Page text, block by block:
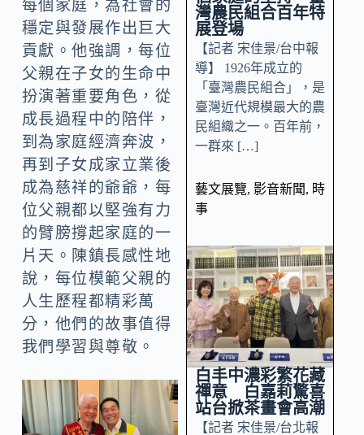
每個家庭，為社會的
穩定與發展作出巨大
貢獻。他強調，每位
父親在子女的生命中
扮演著重要角色，從
成長過程中的陪伴，
到為家庭經濟奔波，
再到子女成家立業後
成為慈祥的爺爺，每
位父親都以堅強有力
的臂膀撐起家庭的一
片天。陳鎮長感性地
說，每位模範父親的
人生歷程都精彩萬
分，他們的故事值得
我們學習與尊敬。
灣農民組合百年特
展登場
【記者 宋佳景/台中報
導】 1926年成立的
「臺灣農民組合」，是
臺灣近代規模最大的農
民組織之一。百年前，
一群來 […]
藝文展覽, 影音新聞, 時
事
白丰中濃彩繁花藏
禪意 白嘉莉驚喜
站台掀茶畫會高潮
【記者 宋佳景/台北報